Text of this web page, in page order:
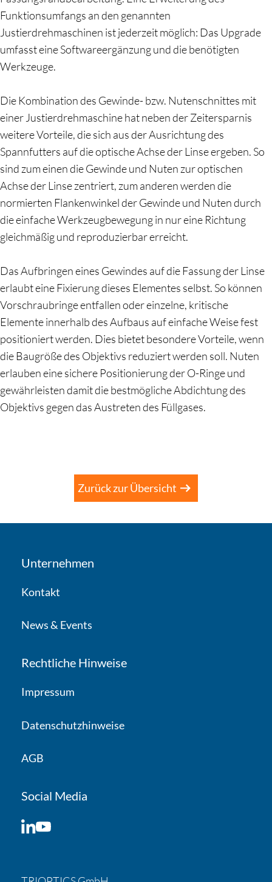
Funktionsumfangs an den genannten
Justierdrehmaschinen ist jederzeit möglich: Das Upgrade
umfasst eine Softwareergänzung und die benötigten
Werkzeuge.
Die Kombination des Gewinde- bzw. Nutenschnittes mit
einer Justierdrehmaschine hat neben der Zeitersparnis
weitere Vorteile, die sich aus der Ausrichtung des
Spannfutters auf die optische Achse der Linse ergeben. So
sind zum einen die Gewinde und Nuten zur optischen
Achse der Linse zentriert, zum anderen werden die
normierten Flankenwinkel der Gewinde und Nuten durch
die einfache Werkzeugbewegung in nur eine Richtung
gleichmäßig und reproduzierbar erreicht.
Das Aufbringen eines Gewindes auf die Fassung der Linse
erlaubt eine Fixierung dieses Elementes selbst. So können
Vorschraubringe entfallen oder einzelne, kritische
Elemente innerhalb des Aufbaus auf einfache Weise fest
positioniert werden. Dies bietet besondere Vorteile, wenn
die Baugröße des Objektivs reduziert werden soll. Nuten
erlauben eine sichere Positionierung der O-Ringe und
gewährleisten damit die bestmögliche Abdichtung des
Objektivs gegen das Austreten des Füllgases.
Zurück zur Übersicht
Unternehmen
Kontakt
News & Events
Rechtliche Hinweise
Impressum
Datenschutzhinweise
AGB
Social Media
LinkedIn
YouTube